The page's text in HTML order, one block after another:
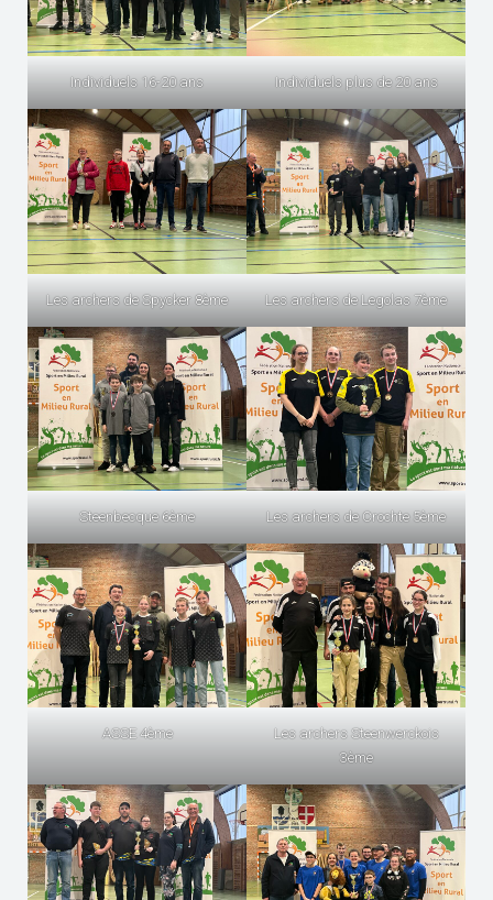
Individuels 16-20 ans Individuels plus de 20 ans
Les archers de Spycker 8ème Les archers de Legolas 7ème
Steenbecque 6ème Les archers de Crochte 5ème
ASSE 4ème
Les archers Steenwerckois
3ème